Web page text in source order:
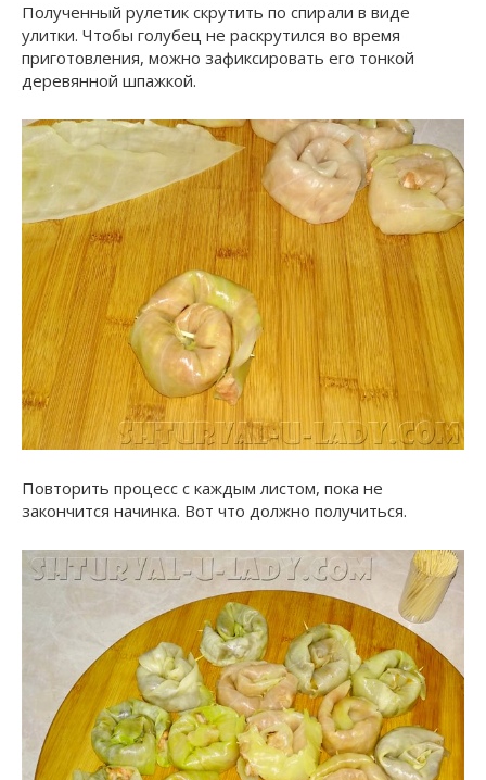
Полученный рулетик скрутить по спирали в виде
улитки. Чтобы голубец не раскрутился во время
приготовления, можно зафиксировать его тонкой
деревянной шпажкой.
Повторить процесс с каждым листом, пока не
закончится начинка. Вот что должно получиться.